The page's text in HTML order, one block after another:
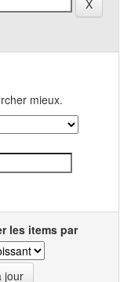
mieux.
les items par